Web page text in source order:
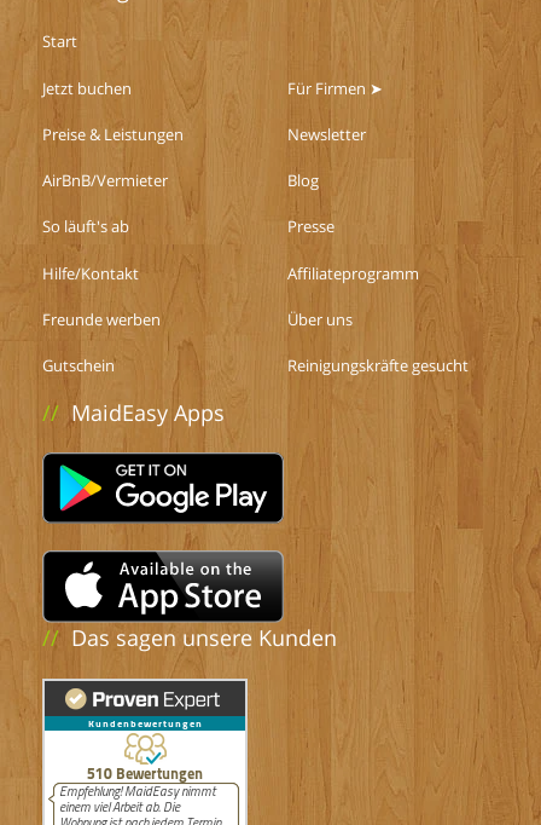
Start
Jetzt buchen
Preise & Leistungen
AirBnB/Vermieter
So läuft's ab
Hilfe/Kontakt
Freunde werben
Gutschein
Für Firmen ➤
Newsletter
Blog
Presse
Affiliateprogramm
Über uns
Reinigungskräfte gesucht
// MaidEasy Apps
// Das sagen unsere Kunden